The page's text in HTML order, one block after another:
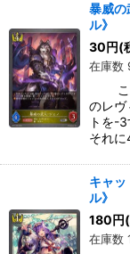
暴威
ル》
30円(
在庫数
これ
のレヴ
トを-
それに
キャ
ル》
180円
在庫数